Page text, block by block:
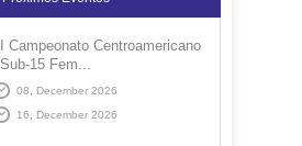
I Campeonato Centroamericano
Sub-15 Fem...
08, December 2026
16, December 2026